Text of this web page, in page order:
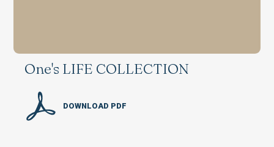
One's LIFE COLLECTION
DOWNLOAD PDF